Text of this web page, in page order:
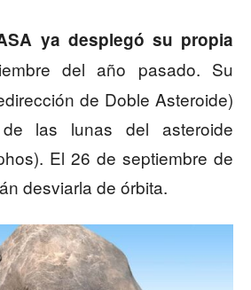
ya desplegó su propia
del año pasado. Su
de Doble Asteroide)
las lunas del asteroide
El 26 de septiembre de
desviarla de órbita.